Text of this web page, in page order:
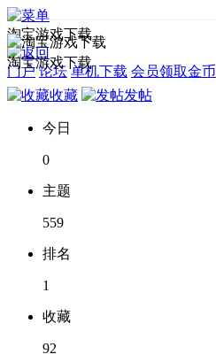
淘宝游戏下载
门户 论坛 单机下载 会员领取金币
淘宝游戏下载
收藏 发帖
今日
0
主题
559
排名
1
收藏
92